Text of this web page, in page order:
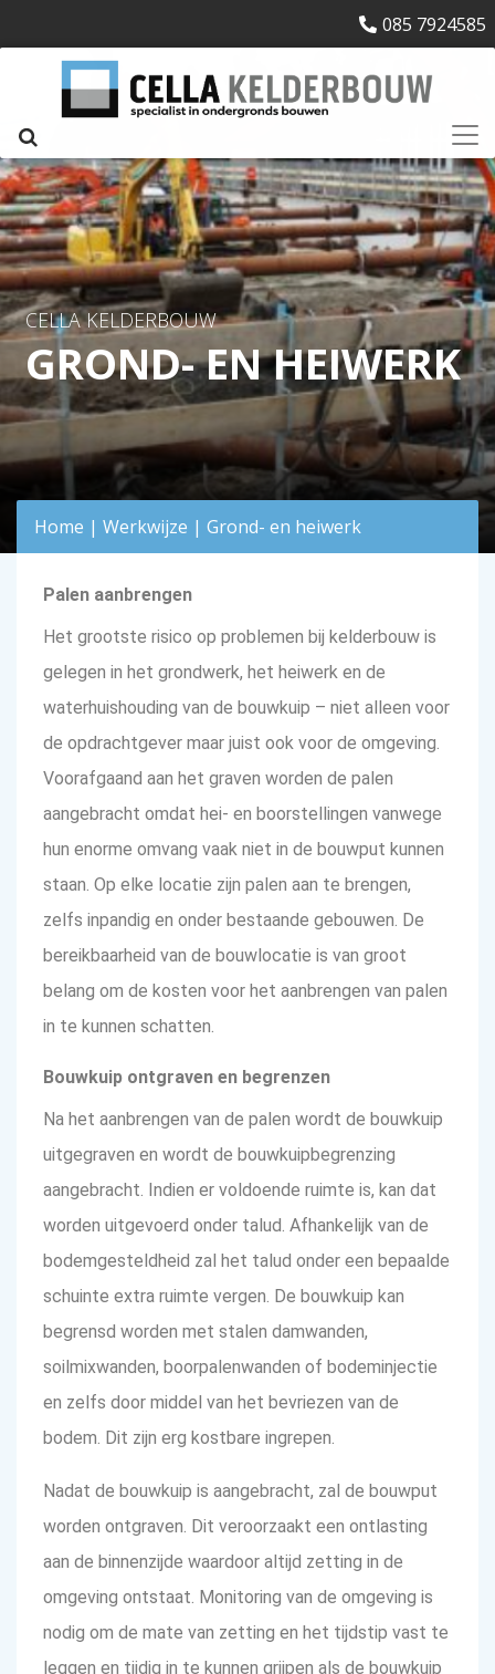
085 7924585
CELLA KELDERBOUW
GROND- EN HEIWERK
Home | Werkwijze | Grond- en heiwerk
Palen aanbrengen
Het grootste risico op problemen bij kelderbouw is
gelegen in het grondwerk, het heiwerk en de
waterhuishouding van de bouwkuip – niet alleen voor
de opdrachtgever maar juist ook voor de omgeving.
Voorafgaand aan het graven worden de palen
aangebracht omdat hei- en boorstellingen vanwege
hun enorme omvang vaak niet in de bouwput kunnen
staan. Op elke locatie zijn palen aan te brengen,
zelfs inpandig en onder bestaande gebouwen. De
bereikbaarheid van de bouwlocatie is van groot
belang om de kosten voor het aanbrengen van palen
in te kunnen schatten.
Bouwkuip ontgraven en begrenzen
Na het aanbrengen van de palen wordt de bouwkuip
uitgegraven en wordt de bouwkuipbegrenzing
aangebracht. Indien er voldoende ruimte is, kan dat
worden uitgevoerd onder talud. Afhankelijk van de
bodemgesteldheid zal het talud onder een bepaalde
schuinte extra ruimte vergen. De bouwkuip kan
begrensd worden met stalen damwanden,
soilmixwanden, boorpalenwanden of bodeminjectie
en zelfs door middel van het bevriezen van de
bodem. Dit zijn erg kostbare ingrepen.
Nadat de bouwkuip is aangebracht, zal de bouwput
worden ontgraven. Dit veroorzaakt een ontlasting
aan de binnenzijde waardoor altijd zetting in de
omgeving ontstaat. Monitoring van de omgeving is
nodig om de mate van zetting en het tijdstip vast te
leggen en tijdig in te kunnen grijpen als de bouwkuip